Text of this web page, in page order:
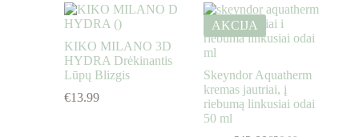
KIKO MILANO 3D
HYDRA Drėkinantis
Lūpų Blizgis
€13.99
AKCIJA
Skeyndor Aquatherm
kremas jautriai, į
riebumą linkusiai odai
50 ml